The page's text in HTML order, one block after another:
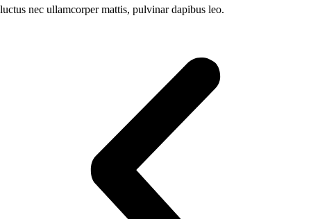
luctus nec ullamcorper mattis, pulvinar dapibus leo.